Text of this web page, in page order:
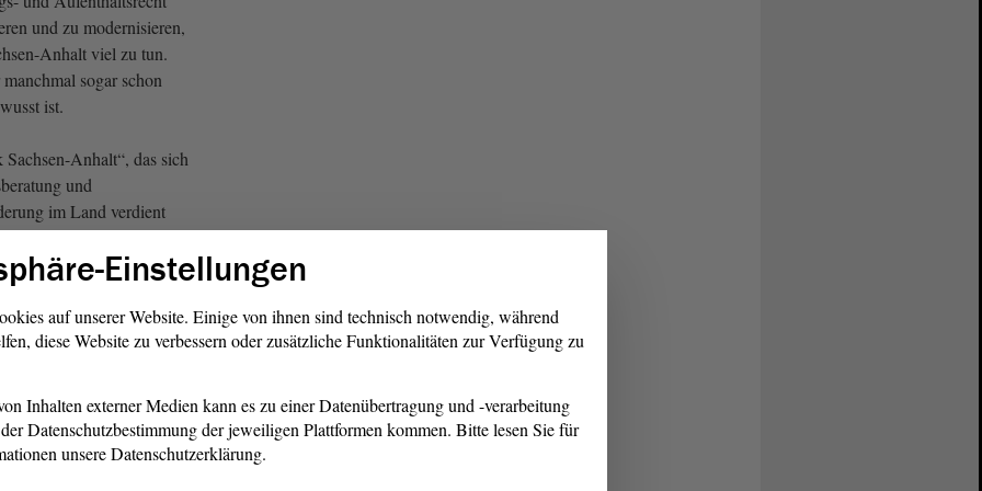
und zu modernisieren,
Anhalt viel zu tun.
sogar schon
ist.
Anhalt“, das sich
und
im Land verdient
Erfolgsgeschichten
aufgeschrieben. Ich
ich die tatsächlich bringen
hat mich dazu gebracht,
Denn Sie sagten vorhin,
eine Belastung
Einstellungen
auf unserer Website. Einige von ihnen sind technisch notwendig, während
diese Website zu verbessern oder zusätzliche Funktionalitäten zur Verfügung zu
Inhalten externer Medien kann es zu einer Datenübertragung und -verarbeitung
Datenschutzbestimmung der jeweiligen Plattformen kommen. Bitte lesen Sie für
unsere Datenschutzerklärung.